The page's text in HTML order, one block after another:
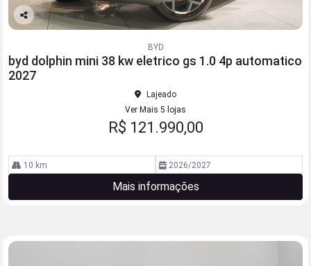
Co
lhe
BYD
byd dolphin mini 38 kw eletrico gs 1.0 4p automatico
2027
Lajeado
Ver Mais 5 lojas
R$ 121.990,00
10 km 2026/2027
Mais informações